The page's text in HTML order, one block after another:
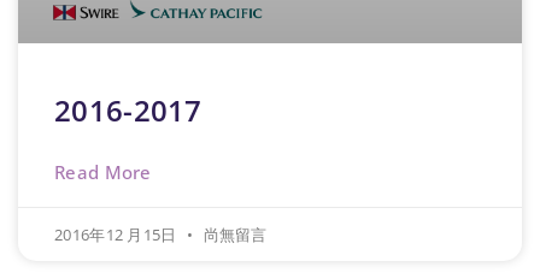
2016-2017
Read More
2016年12 月15日 尚無留言